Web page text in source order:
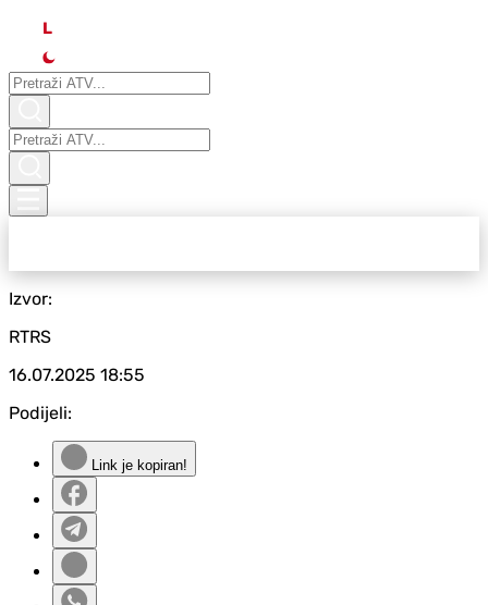
L
Izvor:
RTRS
16.07.2025 18:55
Podijeli:
Link je kopiran!